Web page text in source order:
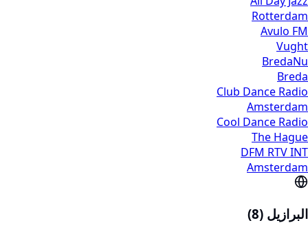
Rotterdam
Avulo FM
Vught
BredaNu
Breda
Club Dance Radio
Amsterdam
Cool Dance Radio
The Hague
DFM RTV INT
Amsterdam
البرازيل (8)